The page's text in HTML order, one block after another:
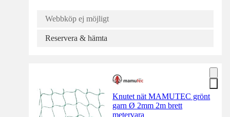
Webbköp ej möjligt
Reservera & hämta
Knutet nät MAMUTEC grönt
garn Ø 2mm 2m brett
metervara